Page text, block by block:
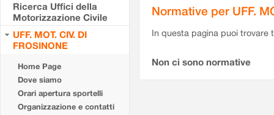
Ricerca Uffici della
Motorizzazione Civile
UFF. MOT. CIV. DI
FROSINONE
Home Page
Dove siamo
Orari apertura sportelli
Organizzazione e contatti
Normative per UFF.
In questa pagina puoi
Non ci sono normative